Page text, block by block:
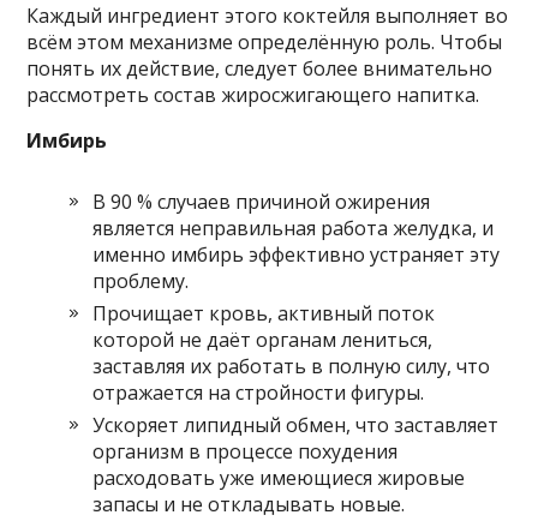
Каждый ингредиент этого коктейля выполняет во
всём этом механизме определённую роль. Чтобы
понять их действие, следует более внимательно
рассмотреть состав жиросжигающего напитка.
Имбирь
В 90 % случаев причиной ожирения
является неправильная работа желудка, и
именно имбирь эффективно устраняет эту
проблему.
Прочищает кровь, активный поток
которой не даёт органам лениться,
заставляя их работать в полную силу, что
отражается на стройности фигуры.
Ускоряет липидный обмен, что заставляет
организм в процессе похудения
расходовать уже имеющиеся жировые
запасы и не откладывать новые.